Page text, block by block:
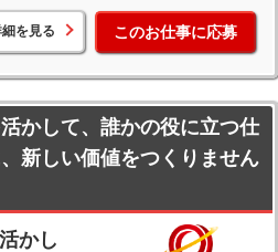
を見る このお仕事に応募
かして、誰かの役に立つ仕
新しい価値をつくりません
かし